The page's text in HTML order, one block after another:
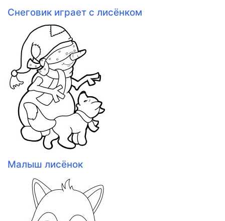
Снеговик играет с лисёнком
Малыш лисёнок